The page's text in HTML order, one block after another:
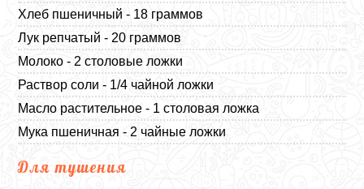
Хлеб пшеничный - 18 граммов
Лук репчатый - 20 граммов
Молоко - 2 столовые ложки
Раствор соли - 1/4 чайной ложки
Масло растительное - 1 столовая ложка
Мука пшеничная - 2 чайные ложки
Для тушения